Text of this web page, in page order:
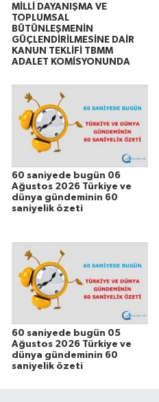
MİLLİ DAYANIŞMA VE
TOPLUMSAL
BÜTÜNLEŞMENİN
GÜÇLENDİRİLMESİNE DAİR
KANUN TEKLİFİ TBMM
ADALET KOMİSYONUNDA
60 saniyede bugün 06
Ağustos 2026 Türkiye ve
dünya gündeminin 60
saniyelik özeti
60 saniyede bugün 05
Ağustos 2026 Türkiye ve
dünya gündeminin 60
saniyelik özeti